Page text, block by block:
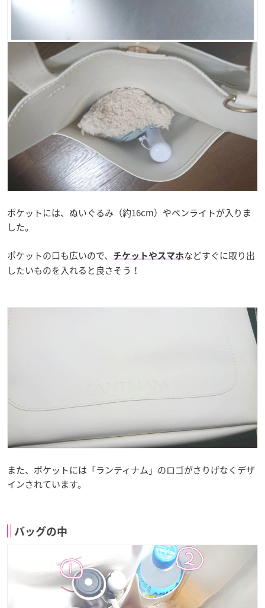
ポケットには、ぬいぐるみ（約16cm）やペンライトが入りま
した。
ポケットの口も広いので、 チケットやスマホなどすぐに取り出
したいものを入れると良さそう！
また、ポケットには「ランティナム」のロゴがさりげなくデザ
インされています。
バッグの中